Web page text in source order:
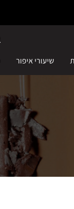
שיעורי איפור